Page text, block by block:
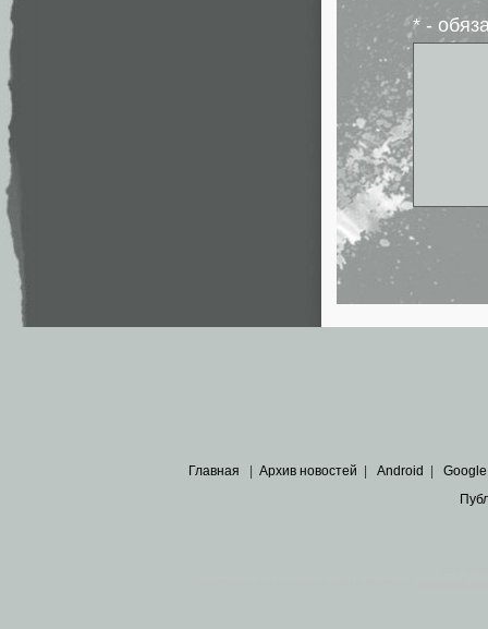
* -
Главная | Архив новостей | Android | Google